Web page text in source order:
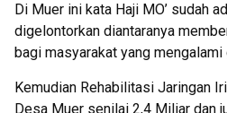
Di Muer ini kata Haji MO’ sudah
digelontorkan diantaranya
bagi masyarakat yang mengalami
Kemudian Rehabilitasi Jaringan
Desa Muer senilai 2,4 Miliar dan